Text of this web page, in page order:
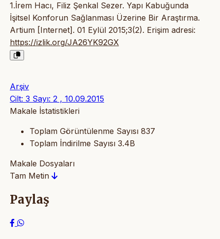
1.İrem Hacı, Filiz Şenkal Sezer. Yapı Kabuğunda
İşitsel Konforun Sağlanması Üzerine Bir Araştırma.
Artium [Internet]. 01 Eylül 2015;3(2). Erişim adresi:
https://izlik.org/JA26YK92GX
Arşiv
Cilt: 3 Sayı: 2 , 10.09.2015
Makale İstatistikleri
Toplam Görüntülenme Sayısı 837
Toplam İndirilme Sayısı 3.4B
Makale Dosyaları
Tam Metin
Paylaş